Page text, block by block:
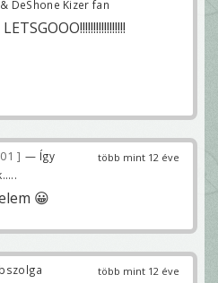
DeShone Kizer fan
több mint 12 éve
— Így
😀
több mint 12 éve